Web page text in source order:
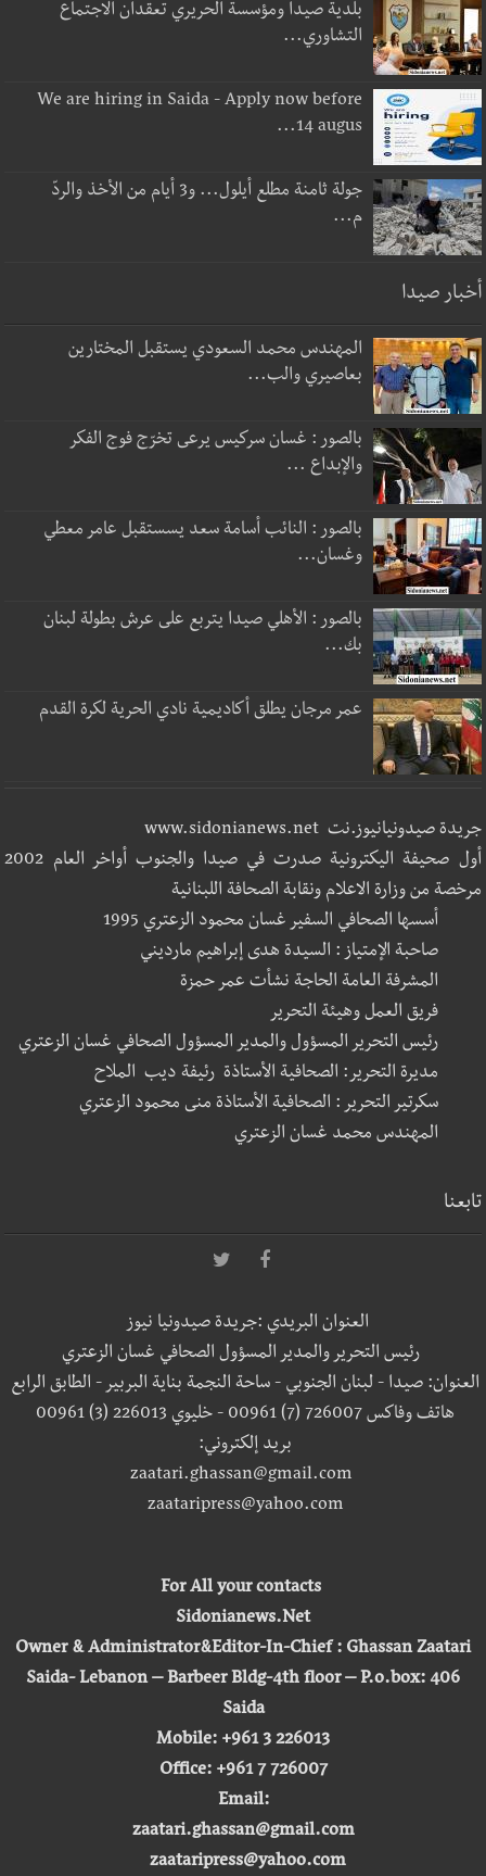
بلدية صيدا ومؤسسة الحريري تعقدان الاجتماع
التشاوري...
We are hiring in Saida - Apply now before
14 augus...
جولة ثامنة مطلع أيلول... و3 أيام من الأخذ والردّ
م...
أخبار صيدا
المهندس محمد السعودي يستقبل المختارين
بعاصيري والب...
بالصور : غسان سركيس يرعى تخرّج فوج الفكر
والإبداع ...
بالصور : النائب أسامة سعد يسستقبل عامر معطي
وغسان...
بالصور : الأهلي صيدا يتربع على عرش بطولة لبنان
بك...
عمر مرجان يطلق أكاديمية نادي الحرية لكرة القدم
جريدة صيدونيانيوز.نت www.sidonianews.net
أول صحيفة اليكترونية صدرت في صيدا والجنوب أواخر العام 2002
مرخصة من وزارة الاعلام ونقابة الصحافة اللبنانية
أسسها الصحافي السفير غسان محمود الزعتري 1995
صاحبة الإمتياز : السيدة هدى إبراهيم مارديني
المشرفة العامة الحاجة نشأت عمر حمزة
فريق العمل وهيئة التحرير
رئيس التحرير المسؤول والمدير المسؤول الصحافي غسان الزعتري
مديرة التحرير: الصحافية الأستاذة رئيفة ديب الملاح
سكرتير التحرير : الصحافية الأستاذة منى محمود الزعتري
المهندس محمد غسان الزعتري
تابعنا
العنوان البريدي :جريدة صيدونيا نيوز
رئيس التحرير والمدير المسؤول الصحافي غسان الزعتري
العنوان: صيدا - لبنان الجنوبي - ساحة النجمة بناية البربير - الطابق الرابع
هاتف وفاكس 726007 (7) 00961 - خليوي 226013 (3) 00961
بريد إلكتروني:
zaatari.ghassan@gmail.com
zaataripress@yahoo.com
For All your contacts
Sidonianews.Net
Owner & Administrator&Editor-In-Chief : Ghassan Zaatari
Saida- Lebanon – Barbeer Bldg-4th floor – P.o.box: 406
Saida
Mobile: +961 3 226013
Office: +961 7 726007
Email:
zaatari.ghassan@gmail.com
zaataripress@yahoo.com